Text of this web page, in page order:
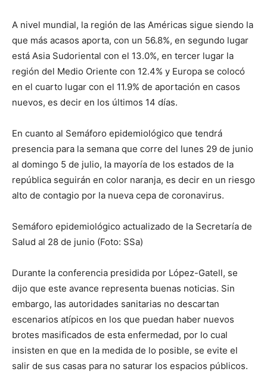
A nivel mundial, la región de las Américas sigue siendo la
que más acasos aporta, con un 56.8%, en segundo lugar
está Asia Sudoriental con el 13.0%, en tercer lugar la
región del Medio Oriente con 12.4% y Europa se colocó
en el cuarto lugar con el 11.9% de aportación en casos
nuevos, es decir en los últimos 14 días.
En cuanto al Semáforo epidemiológico que tendrá
presencia para la semana que corre del lunes 29 de junio
al domingo 5 de julio, la mayoría de los estados de la
república seguirán en color naranja, es decir en un riesgo
alto de contagio por la nueva cepa de coronavirus.
Semáforo epidemiológico actualizado de la Secretaría de
Salud al 28 de junio (Foto: SSa)
Durante la conferencia presidida por López-Gatell, se
dijo que este avance representa buenas noticias. Sin
embargo, las autoridades sanitarias no descartan
escenarios atípicos en los que puedan haber nuevos
brotes masificados de esta enfermedad, por lo cual
insisten en que en la medida de lo posible, se evite el
salir de sus casas para no saturar los espacios públicos.